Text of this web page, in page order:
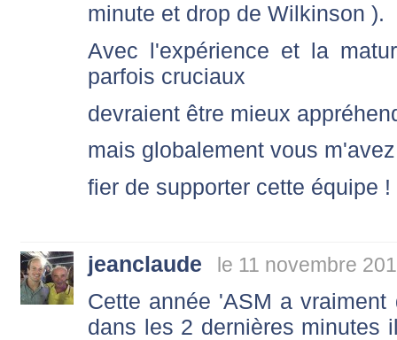
minute et drop de Wilkinson ).
Avec l'expérience et la
parfois cruciaux
devraient être mieux
mais globalement vous
fier de supporter cette équipe !
jeanclaude le 11 novembre
Cette année 'ASM a
dans les 2 dernières minutes